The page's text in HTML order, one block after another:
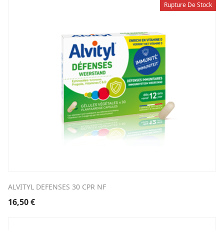
Rupture De Stock
ALVITYL DEFENSES 30 CPR NF
16,50€